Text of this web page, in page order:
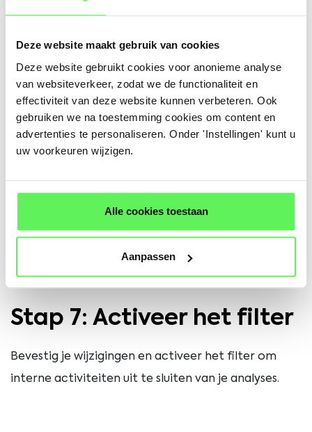
Deze website maakt gebruik van cookies
Deze website gebruikt cookies voor anonieme analyse
van websiteverkeer, zodat we de functionaliteit en
effectiviteit van deze website kunnen verbeteren. Ook
gebruiken we na toestemming cookies om content en
advertenties te personaliseren. Onder 'Instellingen' kunt u
uw voorkeuren wijzigen.
Alle cookies toestaan
Aanpassen
Voer de nodige informatie in, zoals de naam van de
locatie en het IP-adres dat je wilt uitsluiten.
Stap 7: Activeer het filter
Bevestig je wijzigingen en activeer het filter om
interne activiteiten uit te sluiten van je analyses.